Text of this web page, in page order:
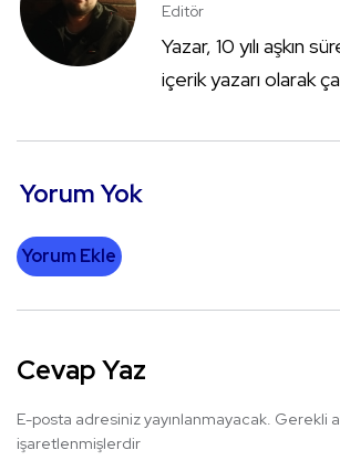
Editör
Yazar, 10 yılı aşkın
içerik yazarı olarak
Yorum Yok
Yorum Ekle
Cevap Yaz
E-posta adresiniz yayınlanmayacak. Gerekli
işaretlenmişlerdir